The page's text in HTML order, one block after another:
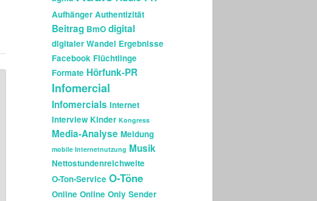
Aufhänger Authentizität
Beitrag BmO digital
digitaler Wandel Ergebnisse
Facebook Flüchtlinge
Formate Hörfunk-PR
Infomercial
Infomercials Internet
Interview Kinder Kongress
Media-Analyse Meldung
mobile Internetnutzung Musik
Nettostundenreichweite
O-Ton-Service O-Töne
Online Online Only Sender